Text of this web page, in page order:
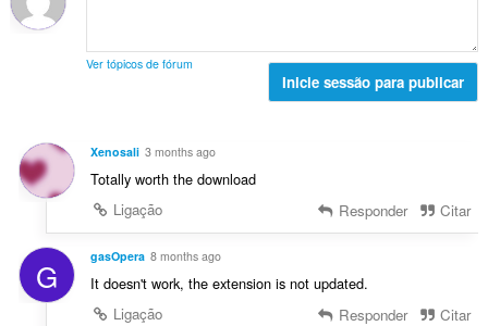
ç
õ
a
ç
õ
:
l
v
l
a
ç
õ
e
Ver tópicos de fórum
Inicie sessão para publicar
Xenosali 3 months ago
Totally worth the download
Ligação
Responder Citar
G gasOpera 8 months ago
It doesn't work, the extension is not updated.
Ligação
Responder Citar